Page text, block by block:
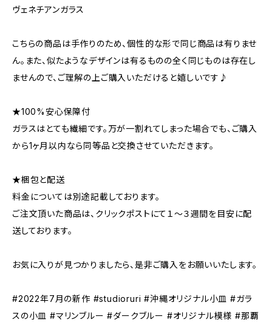
ヴェネチアンガラス
こちらの商品は手作りのため、個性的な形で同じ商品は有りませ
ん。また、似たようなデザインは有るものの全く同じものは存在し
ませんので、ご理解の上ご購入いただけると嬉しいです♪
★100%安心保障付
ガラスはとても繊細です。万が一割れてしまった場合でも、ご購入
から1ヶ月以内なら同等品と交換させていただきます。
★梱包と配送
料金については別途記載しております。
ご注文頂いた商品は、クリックポストにて１～３週間を目安に配
送しております。
お気に入りが見つかりましたら、是非ご購入をお願いいたします。
#2022年7月の新作 #studioruri #沖縄オリジナル小皿 #ガラ
スの小皿 #マリンブルー #ダークブルー #オリジナル模様 #那覇